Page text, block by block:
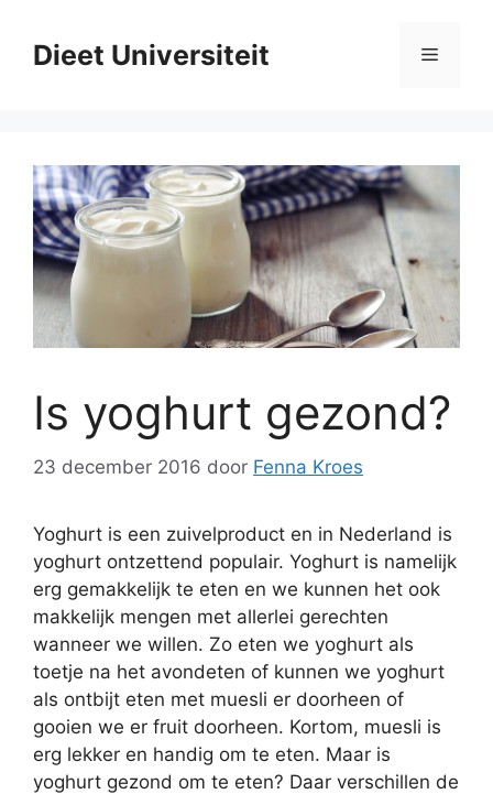
naarDieet Universiteit Menu
Is yoghurt gezond?
23 december 2016 door Fenna Kroes
Yoghurt is een zuivelproduct en in Nederland is
yoghurt ontzettend populair. Yoghurt is namelijk
erg gemakkelijk te eten en we kunnen het ook
makkelijk mengen met allerlei gerechten
wanneer we willen. Zo eten we yoghurt als
toetje na het avondeten of kunnen we yoghurt
als ontbijt eten met muesli er doorheen of
gooien we er fruit doorheen. Kortom, muesli is
erg lekker en handig om te eten. Maar is
yoghurt gezond om te eten? Daar verschillen de